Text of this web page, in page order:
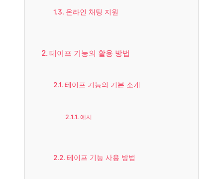
온라인 채팅 지원
테이프 기능의 활용 방법
테이프 기능의 기본 소개
예시
테이프 기능 사용 방법